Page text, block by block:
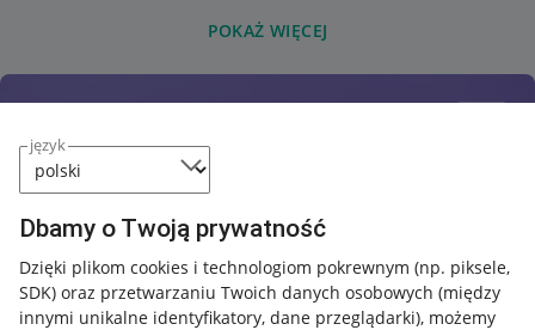
język
Dbamy o Twoją prywatność
Dzięki plikom cookies i technologiom pokrewnym (np. piksele,
SDK) oraz przetwarzaniu Twoich danych osobowych (między
innymi unikalne identyfikatory, dane przeglądarki), możemy
POKAŻ WIĘCEJ